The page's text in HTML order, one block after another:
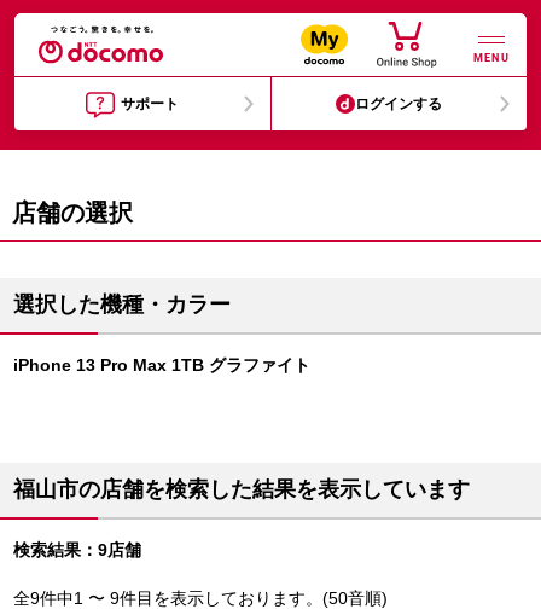
MENU
サポート ログインする
店舗の選択
選択した機種・カラー
iPhone 13 Pro Max 1TB グラファイト
福山市の店舗を検索した結果を表示しています
検索結果：9店舗
全9件中1 〜 9件目を表示しております。(50音順)